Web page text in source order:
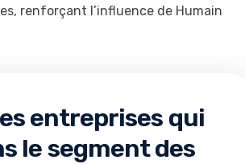
renforçant l’influence de Humain
entreprises qui
le segment des